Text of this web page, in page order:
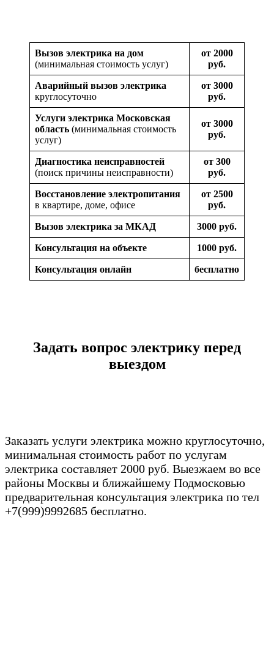
Вызов электрика на дом
(минимальная стоимость услуг)
от 2000
руб.
Аварийный вызов электрика
круглосуточно
от 3000
руб.
Услуги электрика Московская
область (минимальная стоимость
услуг)
от 3000
руб.
Диагностика неисправностей
(поиск причины неисправности)
от 300
руб.
Восстановление электропитания
в квартире, доме, офисе
от 2500
руб.
Вызов электрика за МКАД 3000 руб.
Консультация на объекте 1000 руб.
Консультация онлайн бесплатно
Задать вопрос электрику перед
выездом
Заказать услуги электрика можно круглосуточно,
минимальная стоимость работ по услугам
электрика составляет 2000 руб. Выезжаем во все
районы Москвы и ближайшему Подмосковью
предварительная консультация электрика по тел
+7(999)9992685 бесплатно.